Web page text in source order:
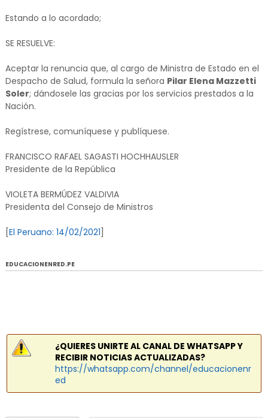
Estando a lo acordado;
SE RESUELVE:
Aceptar la renuncia que, al cargo de Ministra de Estado en el
Despacho de Salud, formula la señora Pilar Elena Mazzetti
Soler; dándosele las gracias por los servicios prestados a la
Nación.
Regístrese, comuníquese y publíquese.
FRANCISCO RAFAEL SAGASTI HOCHHAUSLER
Presidente de la República
VIOLETA BERMÚDEZ VALDIVIA
Presidenta del Consejo de Ministros
[El Peruano: 14/02/2021
EDUCACIONENRED.PE
¿QUIERES UNIRTE AL CANAL DE WHATSAPP Y
RECIBIR NOTICIAS ACTUALIZADAS?
https://whatsapp.com/channel/educacionenr
ed